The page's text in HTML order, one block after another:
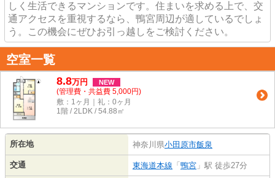
しく生活できるマンションです。住まいを求める上で、交
通アクセスを重視するなら、鴨宮周辺が適しているでしょ
う。この機会にぜひお引っ越しをご検討ください。
空室一覧
8.8万円 NEW
(管理費・共益費 5,000円)
敷：1ヶ月｜礼：0ヶ月
1階 / 2LDK / 54.88㎡
所在地 神奈川県小田原市飯泉
交通 東海道本線 「 鴨宮 」駅 徒歩27分